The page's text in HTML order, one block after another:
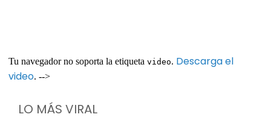
Tu navegador no soporta la etiqueta video. Descarga el
video. -->
LO MÁS VIRAL